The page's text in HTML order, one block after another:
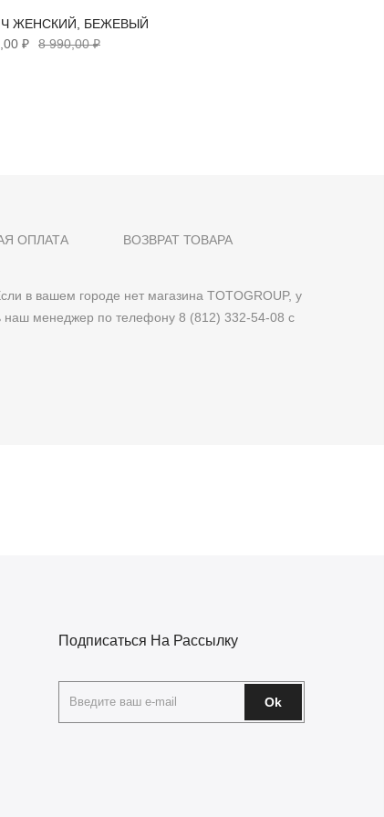
ЖЕНСКИЙ, БЕЖЕВЫЙ
₽
8 990,00 ₽
в вашем городе нет магазина TOTOGROUP, у
наш менеджер по телефону 8 (812) 332-54-08 с
ОПЛАТА ВОЗВРАТ ТОВАРА
Подписаться На Рассылку
Ok